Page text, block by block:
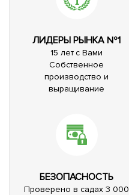
ЛИДЕРЫ РЫНКА №1
15 лет с Вами
Собственное
производство и
выращивание
БЕЗОПАСНОСТЬ
Проверено в садах 3 000